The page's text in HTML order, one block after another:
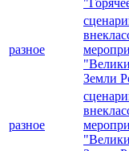
разное
Земли
разное